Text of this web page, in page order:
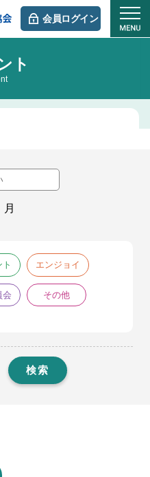
会員ログイン
ト
エンジョイ
会 その他
検索